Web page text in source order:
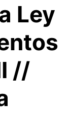
Ley
//